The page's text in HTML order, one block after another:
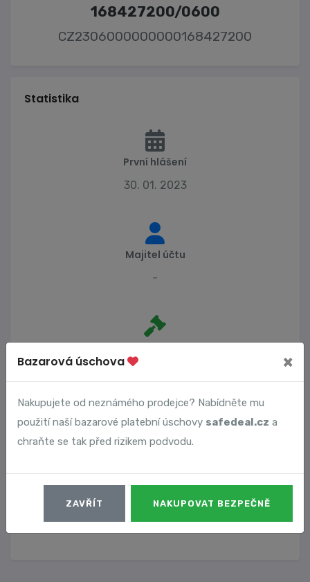
168427200/0600
CZ2306000000000168427200
Statistika
První hlášení
30. 01. 2023
Majitel účtu
-
Vyhledané podvody
Číslo podvodu Datum
1618 30. 01. 2023
Bazarová úschova ×
Nakupujete od neznámého prodejce? Nabídněte mu
použití naší bazarové platební úschovy safedeal.cz a
chraňte se tak před rizikem podvodu.
ZAVŘÍT NAKUPOVAT BEZPEČNĚ